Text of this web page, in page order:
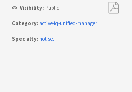
Visibility: Public
Category: active-iq-unified-manager
Specialty: not set